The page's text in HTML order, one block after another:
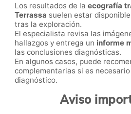
Los resultados de la ecografía
Terrassa suelen estar
tras la exploración.
El especialista revisa las
hallazgos y entrega un informe
las conclusiones diagnósticas.
En algunos casos, puede
complementarias si es
diagnóstico.
Aviso